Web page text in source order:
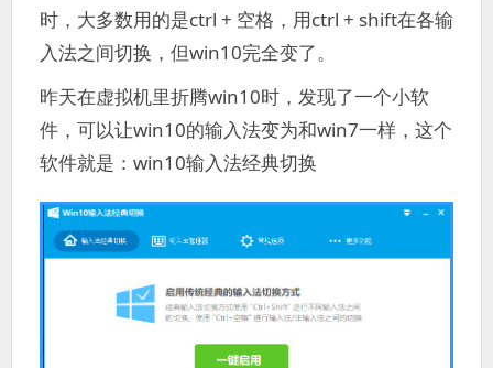
时，大多数用的是ctrl + 空格，用ctrl + shift在各输
入法之间切换，但win10完全变了。
昨天在虚拟机里折腾win10时，发现了一个小软
件，可以让win10的输入法变为和win7一样，这个
软件就是：win10输入法经典切换